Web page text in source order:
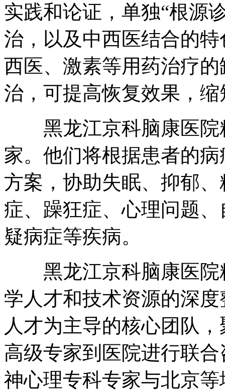
实践和论证，单独“根源
治，以及中西医结合的
西医、激素等用药治疗
治，可提高恢复效果，
黑龙江京科脑康医院
家。他们将根据患者的
方案，协助失眠、抑郁
症、躁狂症、心理问题
疑病症等疾病。
黑龙江京科脑康医院
学人才和技术资源的深
人才为主导的核心团队
高级专家到医院进行联
神心理专科专家与北京